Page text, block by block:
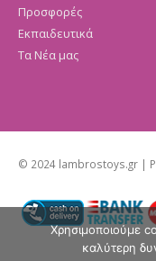
Προσφορές
Εκπαιδευτικά
Τα Νέα μας
© 2024 lambrostoys.gr |
Χρησιμοποιούμε
καλύτερη